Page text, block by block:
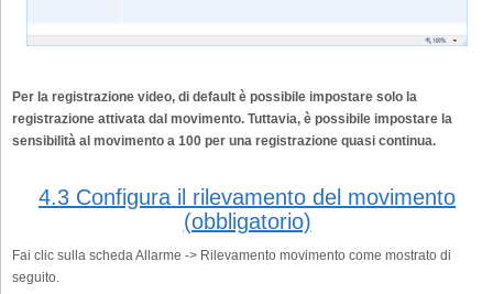
Per la registrazione video, di default è possibile impostare solo la
registrazione attivata dal movimento. Tuttavia, è possibile impostare la
sensibilità al movimento a 100 per una registrazione quasi continua.
4.3 Configura il rilevamento del movimento
(obbligatorio)
Fai clic sulla scheda Allarme -> Rilevamento movimento come mostrato di
seguito.